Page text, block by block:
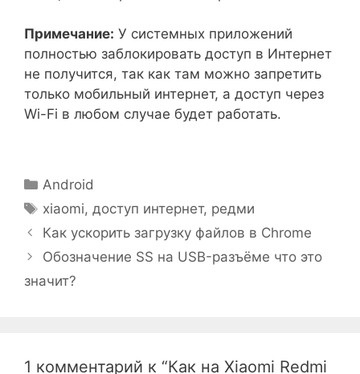
Примечание: У системных приложений
полностью заблокировать доступ в Интернет
не получится, так как там можно запретить
только мобильный интернет, а доступ через
Wi-Fi в любом случае будет работать.
Рубрики
Android
Метки
xiaomi,доступ интернет, редми
Как ускорить загрузку файлов в Chrome
Обозначение SS на USB-разъёме что это
значит?
1 комментарий к “Как на Xiaomi Redmi